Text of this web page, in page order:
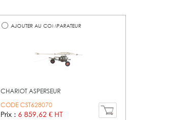
AJOUTER AU COMPARATEUR
CHARIOT ASPERSEUR
CODE CST628070
Prix : 6 859,62 € HT